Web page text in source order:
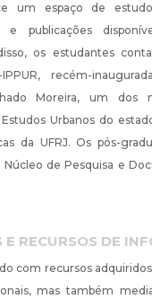
um espaço de
e publicações
os estudantes
IPPUR, recém-
Moreira, um dos
Urbanos do
da UFRJ. Os pós-
de Pesquisa e
RECURSOS DE
com recursos
mas também